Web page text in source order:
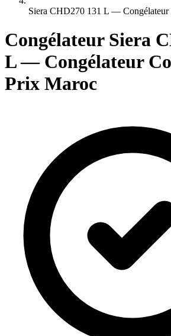
Siera CHD270 131 L — Congélateur
Congélateur Siera
L — Congélateur
Prix Maroc